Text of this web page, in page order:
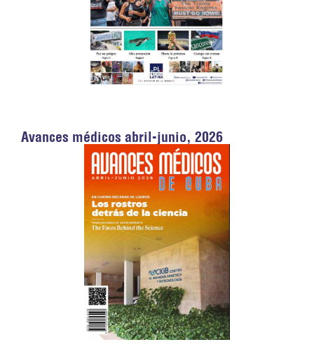
Avances médicos abril-junio, 2026